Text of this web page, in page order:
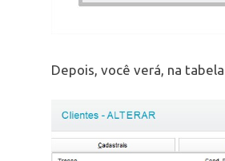
Depois, você verá, na